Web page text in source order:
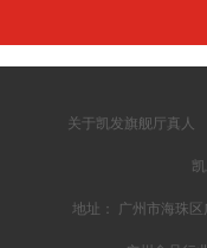
关于凯发旗舰厅真人
地址： 广州市海珠